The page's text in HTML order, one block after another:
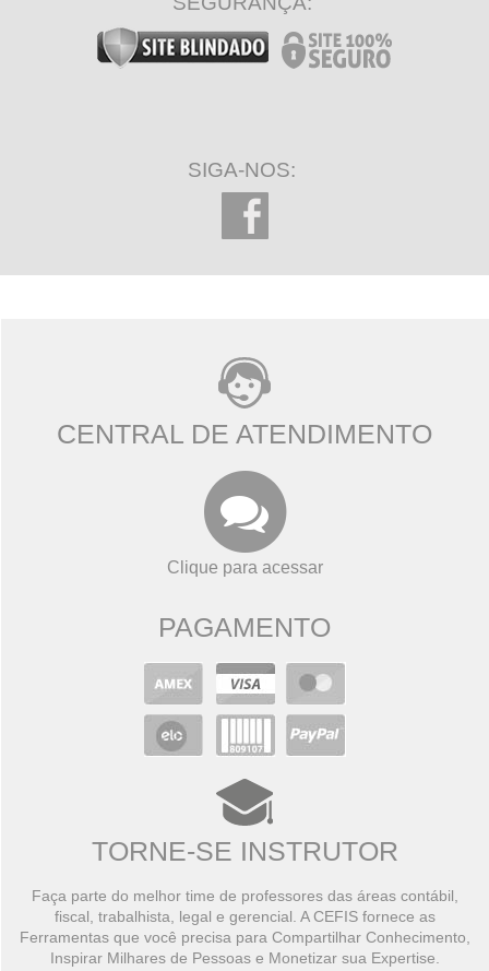
SIGA-NOS:
CENTRAL DE ATENDIMENTO
Clique para acessar
PAGAMENTO
TORNE-SE INSTRUTOR
Faça parte do melhor time de professores das áreas contábil,
fiscal, trabalhista, legal e gerencial. A CEFIS fornece as
Ferramentas que você precisa para Compartilhar Conhecimento,
Inspirar Milhares de Pessoas e Monetizar sua Expertise.